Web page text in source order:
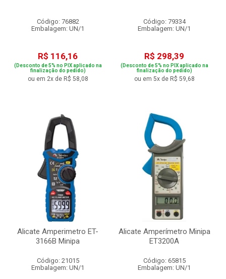
Código: 76882
Embalagem: UN/1
R$ 116,16
(Desconto de 5% no PIX aplicado na
finalização do pedido)
ou em 2x de R$ 58,08
Código: 79334
Embalagem: UN/1
R$ 298,39
(Desconto de 5% no PIX aplicado na
finalização do pedido)
ou em 5x de R$ 59,68
Alicate Amperimetro ET-
3166B Minipa
Código: 21015
Embalagem: UN/1
Alicate Amperímetro Minipa
ET3200A
Código: 65815
Embalagem: UN/1